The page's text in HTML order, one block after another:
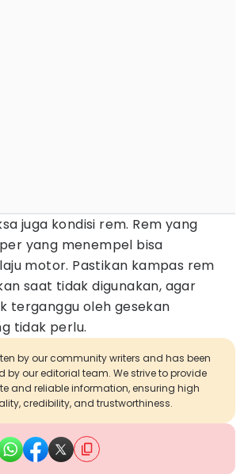
juga kondisi rem. Rem yang
yang menempel bisa
motor. Pastikan kampas rem
saat tidak digunakan, agar
terganggu oleh gesekan
tidak perlu.
by our community writers and has been
by our editorial team. We strive to provide
and reliable information, ensuring high
credibility, and trustworthiness.